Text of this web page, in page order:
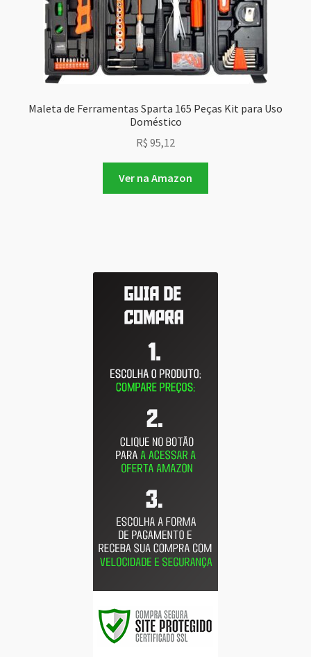
Maleta de Ferramentas Sparta 165 Peças Kit para Uso
Doméstico
R$ 95,12
Ver na Amazon